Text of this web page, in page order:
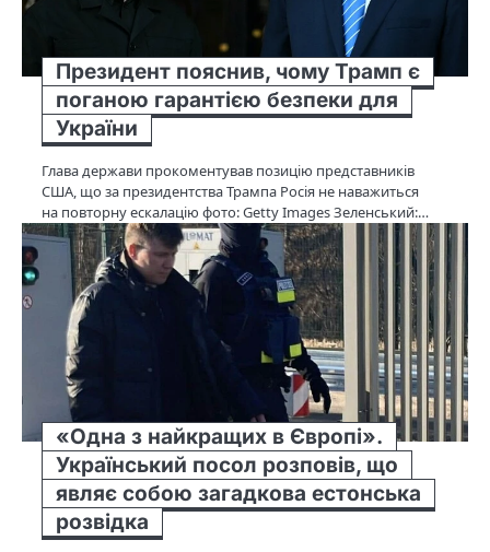
Президент пояснив, чому Трамп є
поганою гарантією безпеки для
України
Глава держави прокоментував позицію представників
США, що за президентства Трампа Росія не наважиться
на повторну ескалацію фото: Getty Images Зеленський:…
«Одна з найкращих в Європі».
Український посол розповів, що
являє собою загадкова естонська
розвідка